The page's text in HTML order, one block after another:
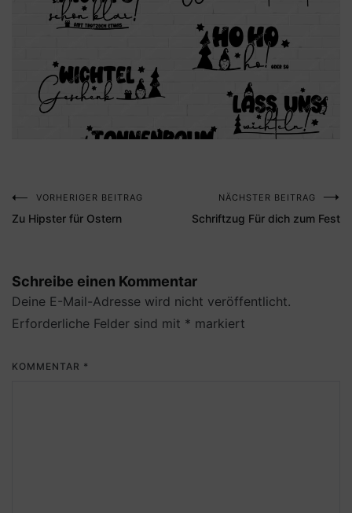
Beitragsnavigation
VORHERIGER BEITRAG
Zu Hipster für Ostern
NÄCHSTER BEITRAG
Schriftzug Für dich zum Fest
Schreibe einen Kommentar
Deine E-Mail-Adresse wird nicht veröffentlicht.
Erforderliche Felder sind mit * markiert
KOMMENTAR *